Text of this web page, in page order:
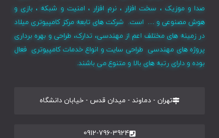
صدا و موزیک ، سخت افزار ، نرم افزار ، امنیت و شبکه ، بازی و
هوش مصنوعی و … است. شرکت های تابعه مرکز کامپیوتری میلاد
در زمینه های مختلف اعم از مهندسی، تدارک، طراحی و بهره برداری
پروژه های مهندسی طراحی سایت و انواع خدمات کامپیوتری فعال
بوده و دارای رتبه های بالا و متنوع می باشند.
تهران - دماوند - میدان قدس - خیابان دانشگاه
0912-796-3924